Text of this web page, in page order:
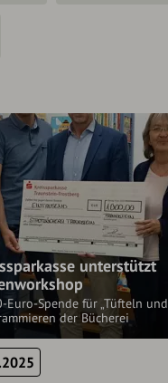
unterstützt
Euro-Spende für „Tüfteln und
der Bücherei